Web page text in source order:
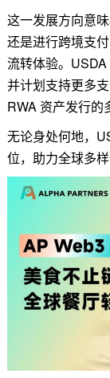
这一发展方向意
还是进行跨境支
流转体验。USDA
并计划支持更多
RWA 资产发行的
无论身处何地，
位，助力全球多